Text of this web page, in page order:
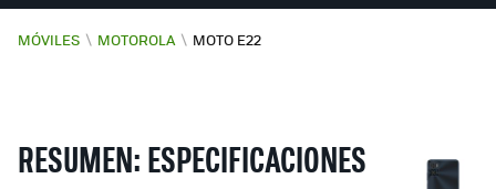
MÓVILES \ MOTOROLA \ MOTO E22
RESUMEN: ESPECIFICACIONES